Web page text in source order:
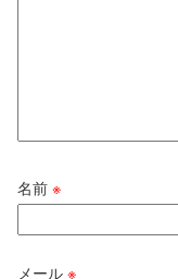
名前※
メール※